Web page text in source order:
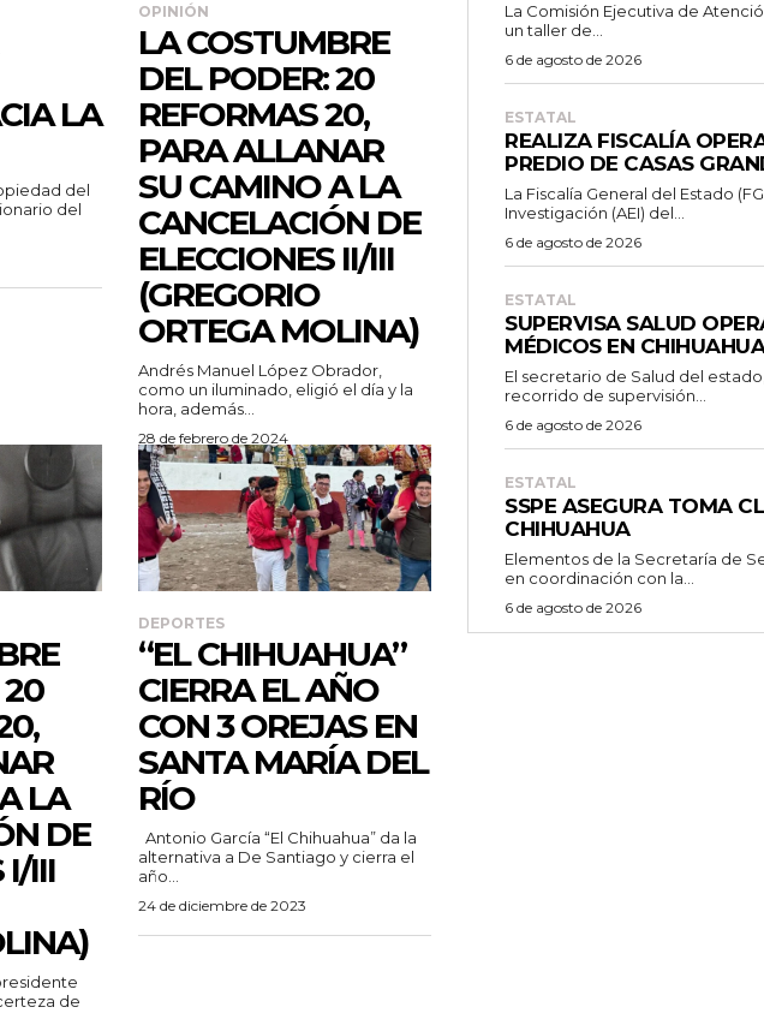
LA
del
del
OPINIÓN
LA COSTUMBRE
DEL PODER: 20
REFORMAS 20,
PARA ALLANAR
SU CAMINO A LA
CANCELACIÓN DE
ELECCIONES II/III
(GREGORIO
ORTEGA MOLINA)
Andrés Manuel López Obrador,
como un iluminado, eligió el día y la
hora, además...
28 de febrero de 2024
20
LA
DE
I/III
de
DEPORTES
“EL CHIHUAHUA”
CIERRA EL AÑO
CON 3 OREJAS EN
SANTA MARÍA DEL
RÍO
alternativa a De Santiago y cierra el
año...
24 de diciembre de 2023
La Comisión Ejecutiva de
un taller de...
6 de agosto de 2026
ESTATAL
REALIZA FISCALÍA
PREDIO DE CASAS
La Fiscalía General del Estado
Investigación (AEI) del...
6 de agosto de 2026
ESTATAL
SUPERVISA SALUD
MÉDICOS EN CHIHUAHUA
El secretario de Salud del
recorrido de supervisión...
6 de agosto de 2026
ESTATAL
SSPE ASEGURA TOMA
CHIHUAHUA
Elementos de la Secretaría de
en coordinación con la...
6 de agosto de 2026